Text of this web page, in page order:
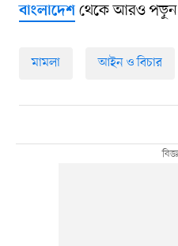
বাংলাদেশথেকে আরও পড়ুন
মামলা আইন ও বিচার